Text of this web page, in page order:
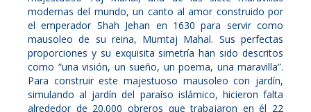
modernas del mundo, un canto al amor construido por
el emperador Shah Jehan en 1630 para servir como
mausoleo de su reina, Mumtaj Mahal. Sus perfectas
proporciones y su exquisita simetría han sido descritos
como “una visión, un sueño, un poema, una maravilla”.
Para construir este majestuoso mausoleo con jardín,
simulando al jardín del paraíso islámico, hicieron falta
alrededor de 20.000 obreros que trabajaron en él 22